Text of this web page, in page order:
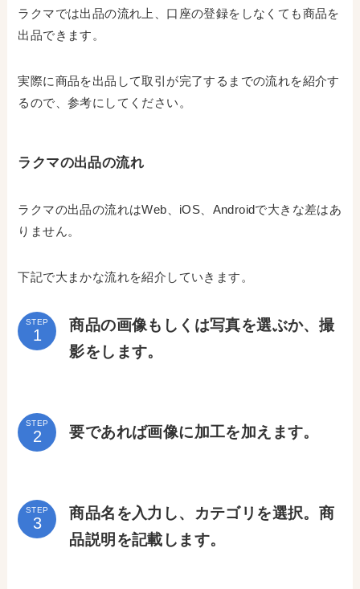
ラクマでは出品の流れ上、口座の登録をしなくても商品を
出品できます。
実際に商品を出品して取引が完了するまでの流れを紹介す
るので、参考にしてください。
ラクマの出品の流れ
ラクマの出品の流れはWeb、iOS、Androidで大きな差はあ
りません。
下記で大まかな流れを紹介していきます。
STEP
商品の画像もしくは写真を選ぶか、撮
影をします。
STEP
要であれば画像に加工を加えます。
STEP
商品名を入力し、カテゴリを選択。商
品説明を記載します。